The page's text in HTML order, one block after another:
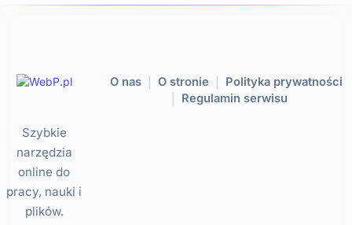
Szybkie
narzędzia
online do
pracy, nauki i
plików.
O nas O stronie Polityka prywatności
Regulamin serwisu